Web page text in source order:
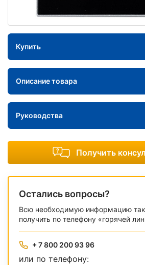
Купить
Описание товара
Руководства
Получить
Остались вопросы?
Всю необходимую информацию
получить по телефону «горячей
+ 7 800 200 93 96
или по телефону: